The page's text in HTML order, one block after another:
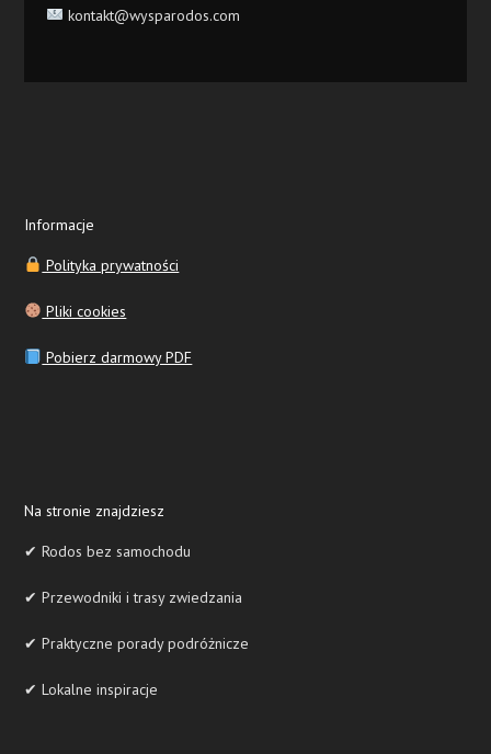
kontakt@wysparodos.com
Informacje
Polityka prywatności
Pliki cookies
Pobierz darmowy PDF
Na stronie znajdziesz
✔ Rodos bez samochodu
✔ Przewodniki i trasy zwiedzania
✔ Praktyczne porady podróżnicze
✔ Lokalne inspiracje